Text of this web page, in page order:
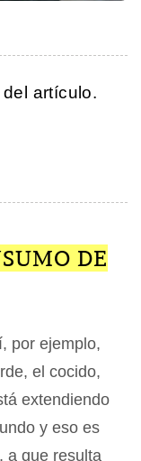
artículo.
DE
por ejemplo,
el cocido,
extendiendo
y eso es
a que resulta